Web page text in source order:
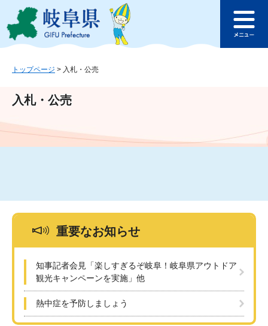
ジ
ュ
文
このページの本文へ
ュ
トップページ > 入札・公売
入札・公売
重要なお知らせ
知事記者会見「楽しすぎるぞ岐阜！岐阜県アウトドア
観光キャンペーンを実施」他
熱中症を予防しましょう